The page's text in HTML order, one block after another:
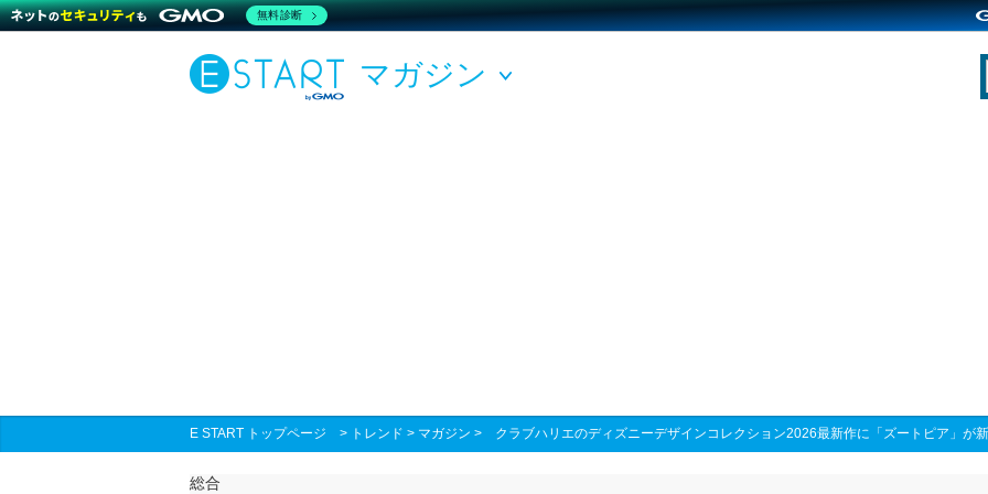
マガジン
E START トップページ > トレンド > マガジン > クラブハリエのディズニーデザインコレクション2026最新作に「ズートピア」が
総合
無料診断